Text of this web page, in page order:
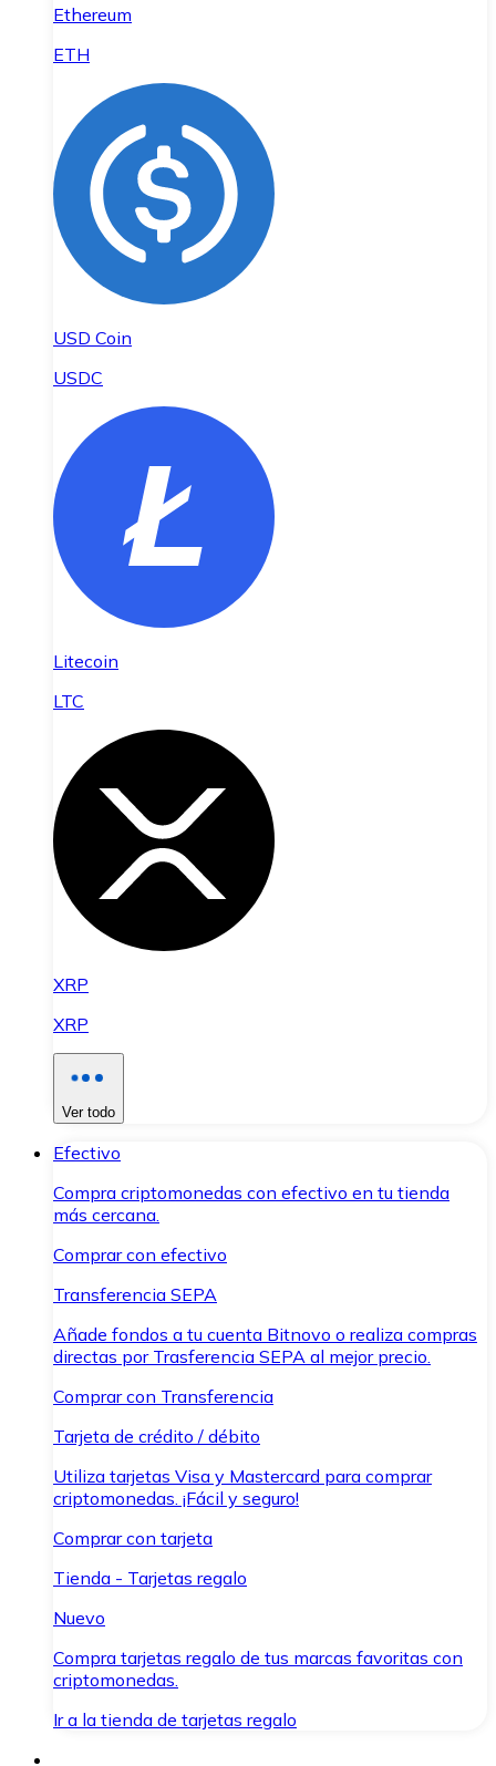
Ethereum
ETH
USD Coin
USDC
Litecoin
LTC
XRP
XRP
Ver todo
Efectivo
Compra criptomonedas con efectivo en tu tienda
más cercana.
Comprar con efectivo
Transferencia SEPA
Añade fondos a tu cuenta Bitnovo o realiza compras
directas por Trasferencia SEPA al mejor precio.
Comprar con Transferencia
Tarjeta de crédito / débito
Utiliza tarjetas Visa y Mastercard para comprar
criptomonedas. ¡Fácil y seguro!
Comprar con tarjeta
Tienda - Tarjetas regalo
Nuevo
Compra tarjetas regalo de tus marcas favoritas con
criptomonedas.
Ir a la tienda de tarjetas regalo